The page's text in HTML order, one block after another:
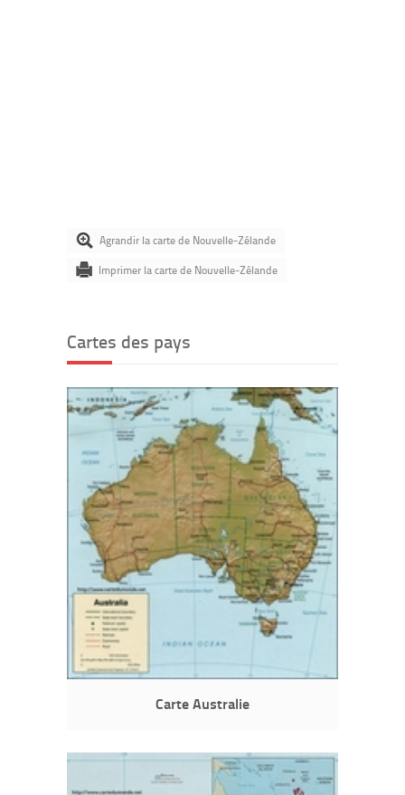
Agrandir la carte de Nouvelle-Zélande
Imprimer la carte de Nouvelle-Zélande
Cartes des pays
Carte Australie